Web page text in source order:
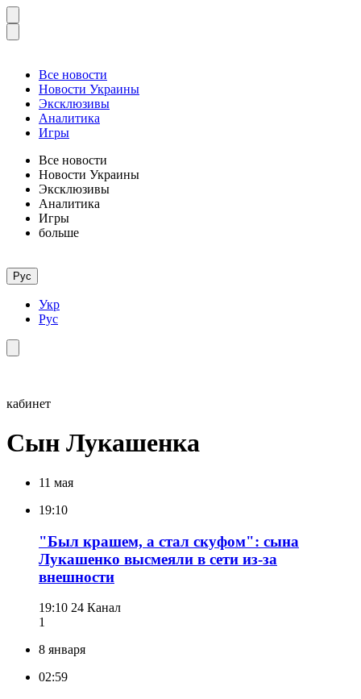
Все новости
Новости Украины
Эксклюзивы
Аналитика
Игры
Все новости
Новости Украины
Эксклюзивы
Аналитика
Игры
больше
Рус
Укр
Рус
кабинет
Сын Лукашенка
11 мая
19:10
"Был крашем, а стал скуфом": сына
Лукашенко высмеяли в сети из-за
внешности
19:10 24 Канал
1
8 января
02:59